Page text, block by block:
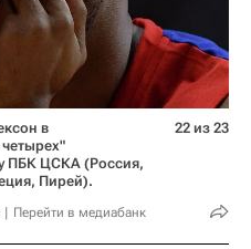
в
ПБК ЦСКА (Россия,
Пирей).
Перейти в медиабанк
22 из 23